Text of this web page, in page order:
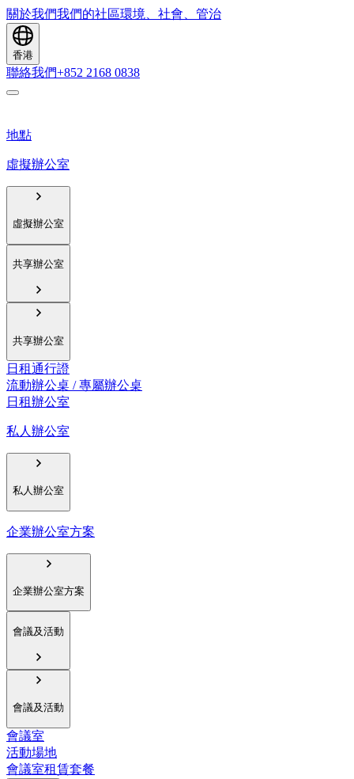
關於我們我們的社區環境、社會、管治
香港
聯絡我們+852 2168 0838
地點
虛擬辦公室
虛擬辦公室
共享辦公室
共享辦公室
日租通行證
流動辦公桌 / 專屬辦公桌
日租辦公室
私人辦公室
私人辦公室
企業辦公室方案
企業辦公室方案
會議及活動
會議及活動
會議室
活動場地
會議室租賃套餐